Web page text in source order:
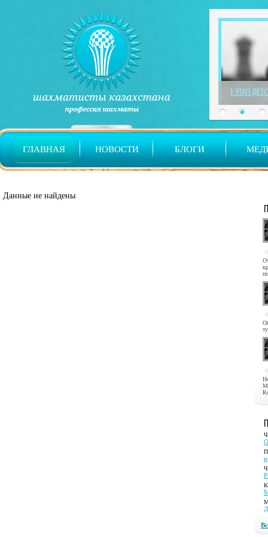
ГЛАВНАЯ НОВОСТИ БЛОГИ
1 ЭТАП
Данные не найдены